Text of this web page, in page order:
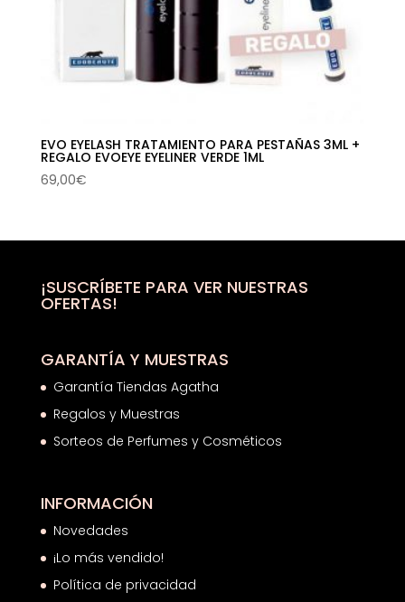
EVO EYELASH TRATAMIENTO PARA PESTAÑAS 3ML +
REGALO EVOEYE EYELINER VERDE 1ML
69,00€
¡SUSCRÍBETE PARA VER NUESTRAS
OFERTAS!
GARANTÍA Y MUESTRAS
Garantía Tiendas Agatha
Regalos y Muestras
Sorteos de Perfumes y Cosméticos
INFORMACIÓN
Novedades
¡Lo más vendido!
Política de privacidad